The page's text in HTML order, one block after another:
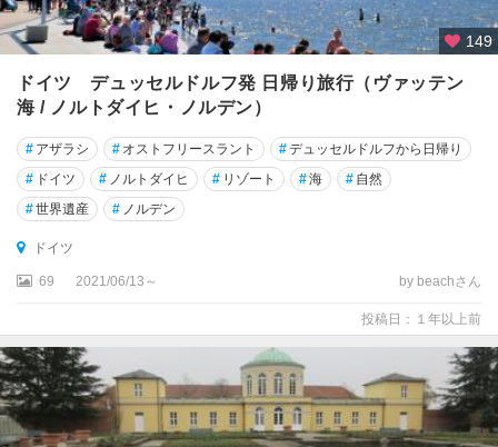
ト
リ
ン
ゲ
ン
ド
ナ
ウ
エ
ッ
ン
ド
ル
ト
149
ドイツ デュッセルドルフ発 日帰り旅行（ヴァッテン
海 / ノルトダイヒ・ノルデン）
# アザラシ # オストフリースラント #デュッセルドルフから日帰り
# ドイツ # ノルトダイヒ # リゾート #海 # 自然
#世界遺産 # ノルデン
ドイツ
69 2021/06/13～ by beachさん
投稿日：１年以上前